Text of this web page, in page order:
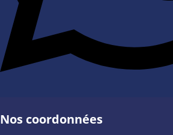
Nos coordonnées